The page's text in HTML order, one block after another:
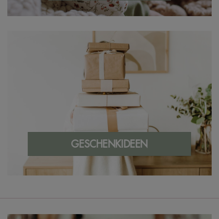
GESCHENKIDEEN